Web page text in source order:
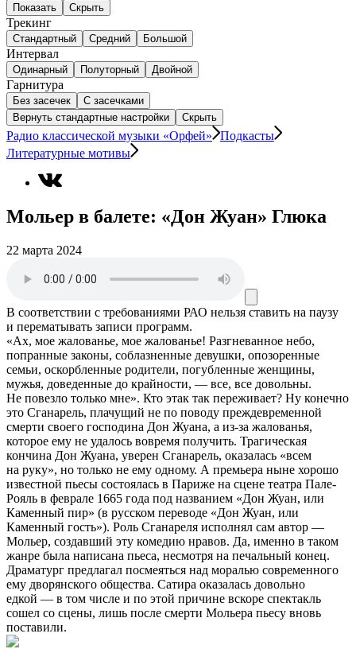
Показать Скрыть
Трекинг
Стандартный Средний Большой
Интервал
Одинарный Полуторный Двойной
Гарнитура
Без засечек
С засечками
Вернуть стандартные настройки
Скрыть
Радио классической музыки «Орфей»
Подкасты
Литературные мотивы
Мольер в балете: «Дон Жуан» Глюка
22 марта 2024
В соответствии с требованиями РАО нельзя ставить на паузу
и перематывать записи программ.
«Ах, мое жалованье, мое жалованье! Разгневанное небо,
попранные законы, соблазненные девушки, опозоренные
семьи, оскорбленные родители, погубленные женщины,
мужья, доведенные до крайности, — все, все довольны.
Не повезло только мне». Кто этак так переживает? Ну конечно
это Сганарель, плачущий не по поводу преждевременной
смерти своего господина Дон Жуана, а из-за жалованья,
которое ему не удалось вовремя получить. Трагическая
кончина Дон Жуана, уверен Сганарель, оказалась «всем
на руку», но только не ему одному. А премьера ныне хорошо
известной пьесы состоялась в Париже на сцене театра Пале-
Рояль в феврале 1665 года под названием «Дон Жуан, или
Каменный пир» (в русском переводе «Дон Жуан, или
Каменный гость»). Роль Сганареля исполнял сам автор —
Мольер, создавший эту комедию нравов. Да, именно в таком
жанре была написана пьеса, несмотря на печальный конец.
Драматург предлагал посмеяться над моралью современного
ему дворянского общества. Сатира оказалась довольно
едкой — в том числе и по этой причине вскоре спектакль
сошел со сцены, лишь после смерти Мольера пьесу вновь
поставили.